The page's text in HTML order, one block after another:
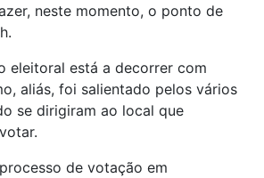
neste momento, o ponto de
eleitoral está a decorrer com
aliás, foi salientado pelos vários
se dirigiram ao local que
de votação em